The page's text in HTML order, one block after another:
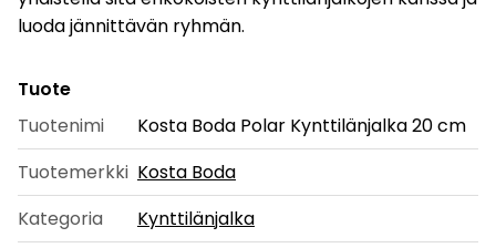
luoda jännittävän ryhmän.
Tuote
Tuotenimi
Kosta Boda Polar Kynttilänjalka 20 cm
Tuotemerkki Kosta Boda
Kategoria
Kynttilänjalka